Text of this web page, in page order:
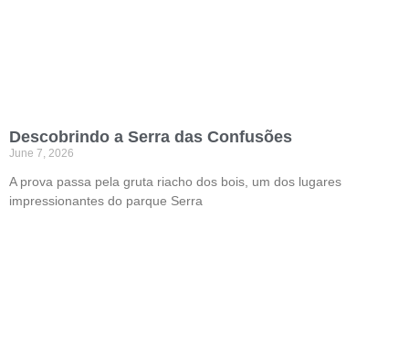
Descobrindo a Serra das Confusões
June 7, 2026
A prova passa pela gruta riacho dos bois, um dos lugares
impressionantes do parque Serra